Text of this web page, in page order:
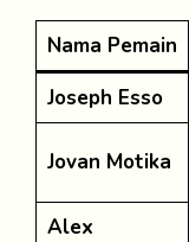
Nama Pemain
Joseph Esso
Jovan Motika
Alex